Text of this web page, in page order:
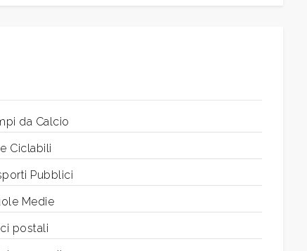
da Calcio
Ciclabili
Pubblici
Medie
postali